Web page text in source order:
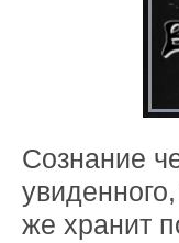
Сознание
же хранит